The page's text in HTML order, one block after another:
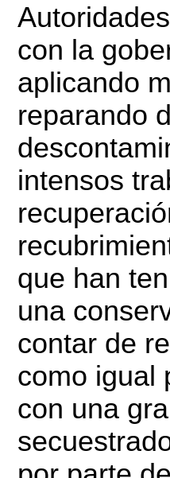
con la
aplicando
reparando
intensos
que han
una
contar de
como igual
con una